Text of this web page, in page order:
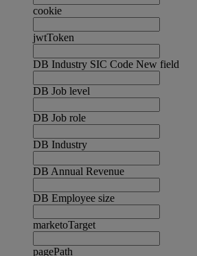
cookie
jwtToken
DB Industry SIC Code New field
DB Job level
DB Job role
DB Industry
DB Annual Revenue
DB Employee size
marketoTarget
pagePath